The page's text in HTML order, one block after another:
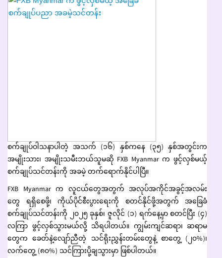
စက်ချုပ်ဝါသနာပါတဲ့ အသက် (၁၆) နှစ်ကနေ (၃၅) နှစ်အတွင်းက
အမျိုးသား၊ အမျိုးသမီးဘယ်သူမဆို FXB Myanmar က ဖွင့်လှစ်မယ့်
စက်ချုပ်သင်တန်းကို အခမဲ့ တက်ရောက်နိုင်ပါပြီ။
FXB Myanmar က လူငယ်တွေအတွက် အလုပ်အကိုင်အခွင့်အလမ်း
တွေ ရရှိစေဖို့၊ ကိုယ်ပိုင်စီးပွားရေးကို စတင်နိုင်ဖို့အတွက် အခြေခံ
စက်ချုပ်သင်တန်းကို ၂၀၂၅ ခုနှစ်၊ ဇူလိုင် (၁) ရက်နေ့မှာ စတင်ပြီး (၄)
လကြာ ဖွင့်လှစ်သွားမယ်လို့ သိရပါတယ်။ ကျွမ်းကျင်ဆရာ၊ ဆရာမ
တွေက ခေတ်နဲ့လျော်ညီတဲ့ သင်ရိုးညွှန်းတမ်းတွေနဲ့ စာတွေ့ (၂၀%)၊
လက်တွေ့ (၈၀%) သင်ကြားပို့ချသွားမှာ ဖြစ်ပါတယ်။